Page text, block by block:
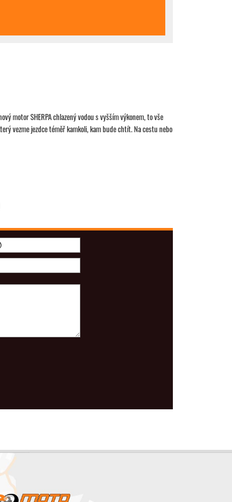
motor SHERPA chlazený vodou s vyšším výkonem, to vše
vezme jezdce téměř kamkoli, kam bude chtít. Na cestu nebo